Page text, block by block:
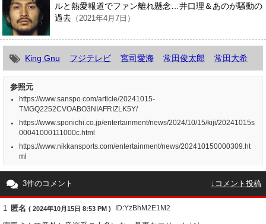
ルと熱愛報道でファン離れ懸念…井口理＆あのが騒動の
過去 （2021年4月7日）
King Gnu フジテレビ 宮司愛海 常田俊太郎 常田大希
参照元
https://www.sanspo.com/article/20241015-
TMGQ2252CVOABO3NIAFRIZLK5Y/
https://www.sponichi.co.jp/entertainment/news/2024/10/15/kiji/20241015s
00041000111000c.html
https://www.nikkansports.com/entertainment/news/202410150000309.ht
ml
3件のコメント ↓コメント投稿
1 匿名 ( 2024年10月15日 8:53 PM ) ID:YzBhM2E1M2